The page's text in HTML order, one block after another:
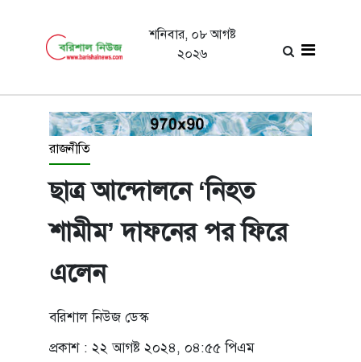
শনিবার, ০৮ আগষ্ট
২০২৬
রাজনীতি
ছাত্র আন্দোলনে ‘নিহত
শামীম’ দাফনের পর ফিরে
এলেন
বরিশাল নিউজ ডেস্ক
প্রকাশ : ২২ আগষ্ট ২০২৪, ০৪:৫৫ পিএম